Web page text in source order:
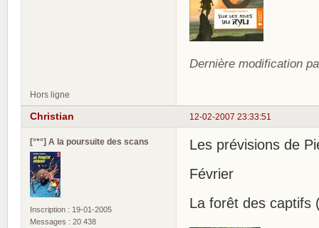
Dernière modification
Hors ligne
12-02-2007 23:33:51
Christian
[°*°] A la poursuite des scans
Inscription : 19-01-2005
Messages : 20 438
Les prévisions de
Février
La forêt des captifs